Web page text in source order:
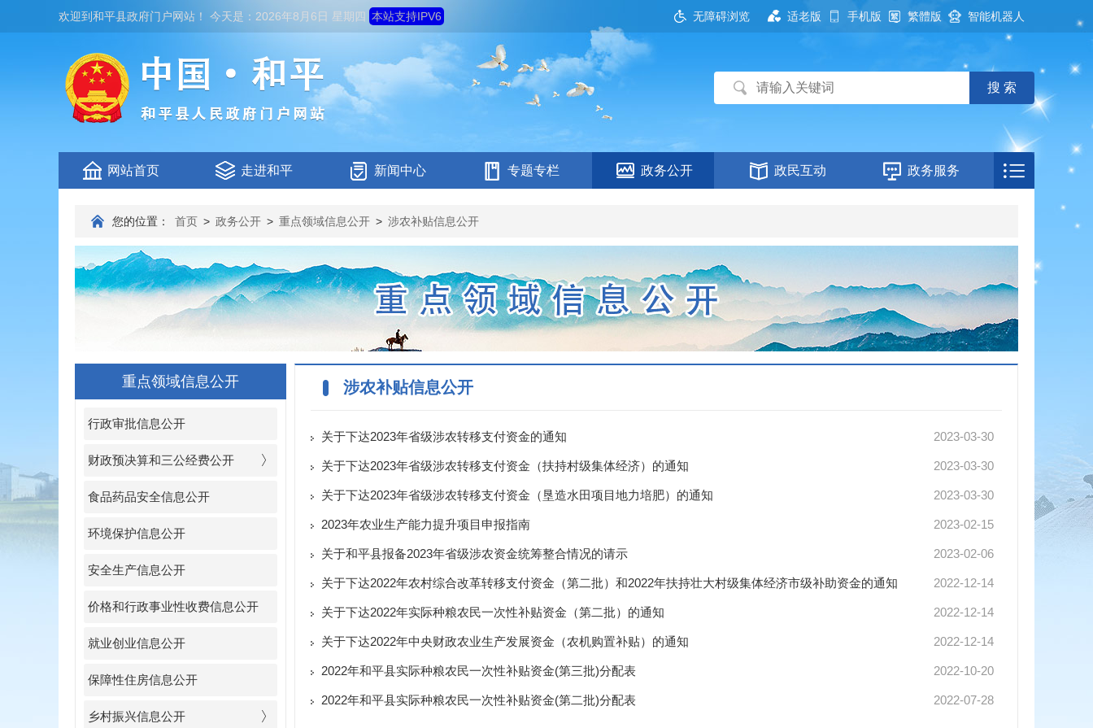
欢迎到和平县政府门户网站 ！ 今天是： 2026年8月6日 星期四 本站支持IPV6 无障碍浏览 适老版 手机版 繁體版 智能机器人
网站首页 走进和平 新闻中心 专题专栏 政务公开 政民互动 政务服务
您的位置： 首页 > 政务公开 > 重点领域信息公开 > 涉农补贴信息公开
重点领域信息公开
行政审批信息公开
财政预决算和三公经费公开
食品药品安全信息公开
环境保护信息公开
安全生产信息公开
价格和行政事业性收费信息公开
就业创业信息公开
保障性住房信息公开
乡村振兴信息公开
涉农补贴信息公开
2023-03-30
关于下达2023年省级涉农转移支付资金的通知
2023-03-30
关于下达2023年省级涉农转移支付资金（扶持村级集体经济）的通知
2023-03-30
关于下达2023年省级涉农转移支付资金（垦造水田项目地力培肥）的通知
2023-02-15
2023年农业生产能力提升项目申报指南
2023-02-06
关于和平县报备2023年省级涉农资金统筹整合情况的请示
2022-12-14
关于下达2022年农村综合改革转移支付资金（第二批）和2022年扶持壮大村级集体经济市级补助资金的通知
2022-12-14
关于下达2022年实际种粮农民一次性补贴资金（第二批）的通知
2022-12-14
关于下达2022年中央财政农业生产发展资金（农机购置补贴）的通知
2022-10-20
2022年和平县实际种粮农民一次性补贴资金(第三批)分配表
2022-07-28
2022年和平县实际种粮农民一次性补贴资金(第二批)分配表